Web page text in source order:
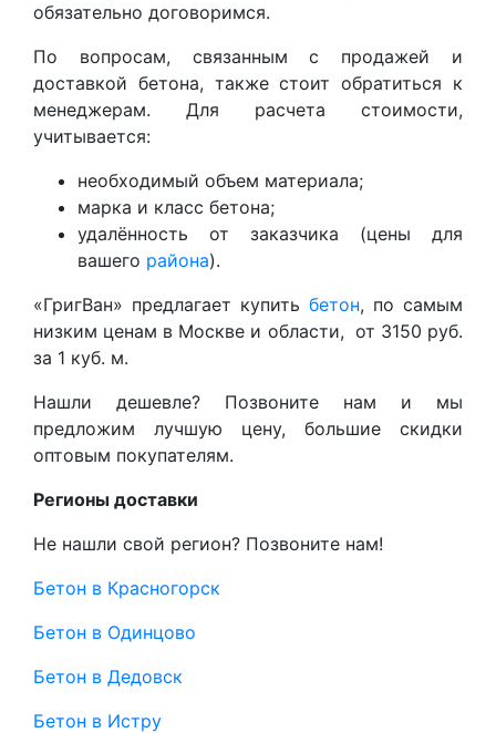
обязательно договоримся.
По вопросам, связанным с продажей и
доставкой бетона, также стоит обратиться к
менеджерам. Для расчета стоимости,
учитывается:
необходимый объем материала;
марка и класс бетона;
удалённость от заказчика (цены для
вашего района).
«ГригВан» предлагает купить бетон, по самым
низким ценам в Москве и области, от 3150 руб.
за 1 куб. м.
Нашли дешевле? Позвоните нам и мы
предложим лучшую цену, большие скидки
оптовым покупателям.
Регионы доставки
Не нашли свой регион? Позвоните нам!
Бетон в Красногорск
Бетон в Одинцово
Бетон в Дедовск
Бетон в Истру